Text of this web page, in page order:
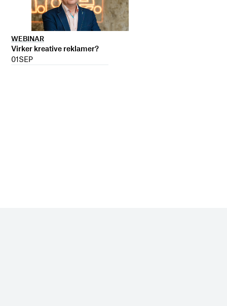
WEBINAR
Virker kreative reklamer?
01SEP